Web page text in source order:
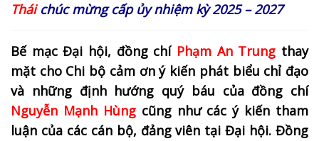
Tháichúc mừng cấp ủy nhiệm kỳ 2025 – 2027
Bế mạc Đại hội, đồng chí Phạm An Trung thay
mặt cho Chi bộ cảm ơn ý kiến phát biểu chỉ đạo
và những định hướng quý báu của đồng chí
Nguyễn Mạnh Hùngcũng như các ý kiến tham
luận của các cán bộ, đảng viên tại Đại hội. Đồng